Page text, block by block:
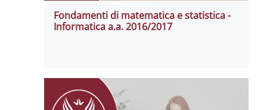
Fondamenti di matematica e statistica -
Informatica a.a. 2016/2017